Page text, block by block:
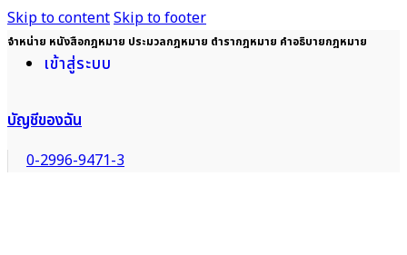
Skip to contentSkip to footer
จำหน่าย หนังสือกฎหมาย ประมวลกฎหมาย ตำรากฎหมาย คำอธิบายกฎหมาย
เข้าสู่ระบบ
บัญชีของฉัน
0-2996-9471-3